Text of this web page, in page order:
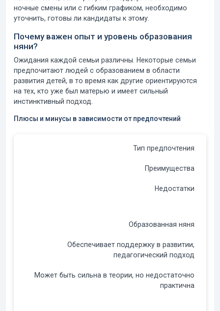
ночные смены или с гибким графиком, необходимо
уточнить, готовы ли кандидаты к этому.
Почему важен опыт и уровень образования
няни?
Ожидания каждой семьи различны. Некоторые семьи
предпочитают людей с образованием в области
развития детей, в то время как другие ориентируются
на тех, кто уже был матерью и имеет сильный
инстинктивный подход.
Плюсы и минусы в зависимости от предпочтений
Тип предпочтения
Преимущества
Недостатки
Образованная няня
Обеспечивает поддержку в развитии,
педагогический подход
Может быть сильна в теории, но недостаточно
практична